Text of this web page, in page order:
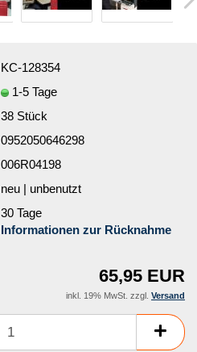
KC-128354
1-5 Tage
38 Stück
0952050646298
006R04198
neu | unbenutzt
30 Tage
Informationen zur Rücknahme
65,95 EUR
inkl. 19% MwSt. zzgl. Versand